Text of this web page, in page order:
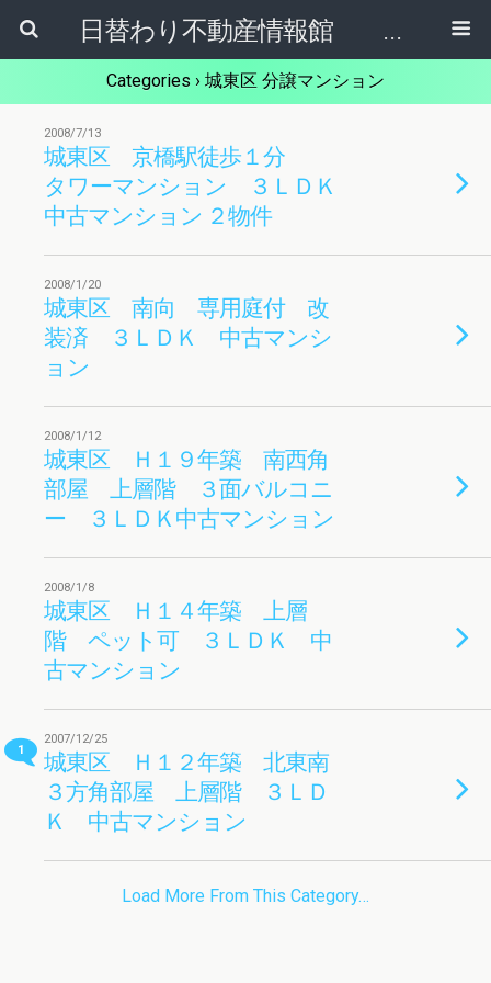
日替わり不動産情報館 リア･ライブログ
Categories › 城東区 分譲マンション
2008/7/13
城東区 京橋駅徒歩１分
タワーマンション ３ＬＤＫ
中古マンション ２物件
2008/1/20
城東区 南向 専用庭付 改
装済 ３ＬＤＫ 中古マンシ
ョン
2008/1/12
城東区 Ｈ１９年築 南西角
部屋 上層階 ３面バルコニ
ー ３ＬＤＫ中古マンション
2008/1/8
城東区 Ｈ１４年築 上層
階 ペット可 ３ＬＤＫ 中
古マンション
1
2007/12/25
城東区 Ｈ１２年築 北東南
３方角部屋 上層階 ３ＬＤ
Ｋ 中古マンション
Load More From This Category…